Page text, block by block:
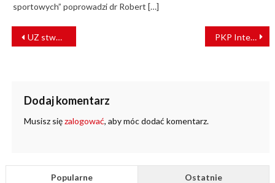
sportowych” poprowadzi dr Robert […]
NAWIGACJA
WPISU
UZ stworzyła szybkie połączenie kolejowe przez Przemyśl do Niemiec PKP Intercity: Darmowe przejazdy w Dzień Dziecka
Dodaj komentarz
Musisz sięzalogować, aby móc dodać komentarz.
Popularne Ostatnie